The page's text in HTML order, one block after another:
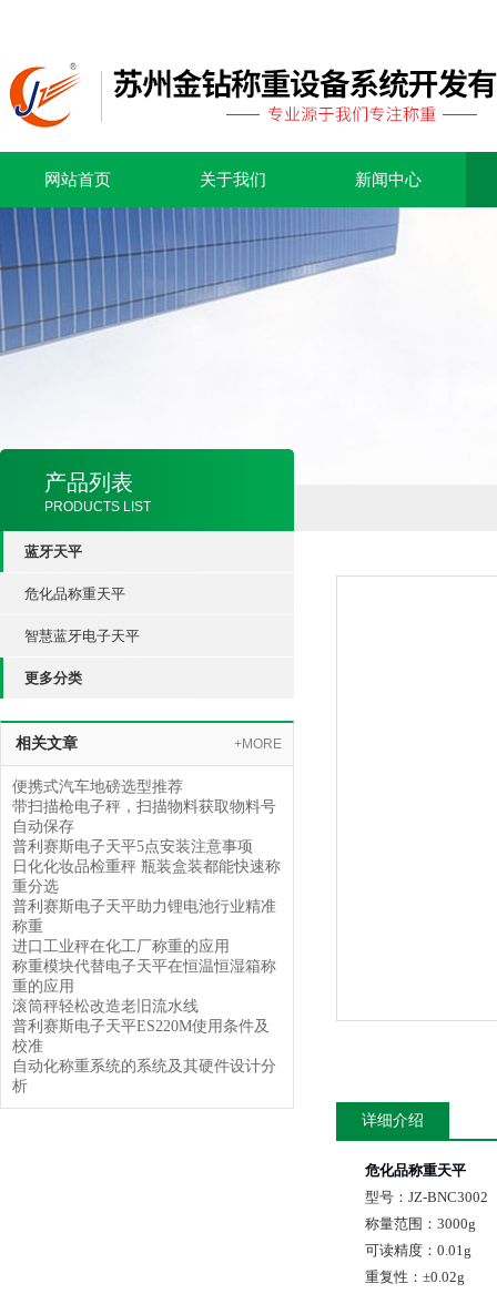
网站首页 关于我们 新闻中心
产品列表
PRODUCTS LIST
蓝牙天平
危化品称重天平
智慧蓝牙电子天平
更多分类
相关文章 +MORE
便携式汽车地磅选型推荐
带扫描枪电子秤，扫描物料获取物料号
自动保存
普利赛斯电子天平5点安装注意事项
日化化妆品检重秤 瓶装盒装都能快速称
重分选
普利赛斯电子天平助力锂电池行业精准
称重
进口工业秤在化工厂称重的应用
称重模块代替电子天平在恒温恒湿箱称
重的应用
滚筒秤轻松改造老旧流水线
普利赛斯电子天平ES220M使用条件及
校准
自动化称重系统的系统及其硬件设计分
析
详细介绍
危化品称重天平
型号：JZ-BNC3002
称量范围：3000g
可读精度：0.01g
重复性：±0.02g